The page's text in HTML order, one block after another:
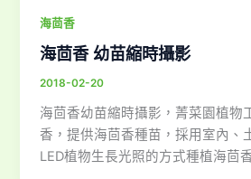
海茴香
海茴香 幼苗縮時攝影
2018-02-20
海茴香幼苗縮時攝影，菁菜園植物
香，提供海茴香種苗，採用室內、
LED植物生長光照的方式種植海茴